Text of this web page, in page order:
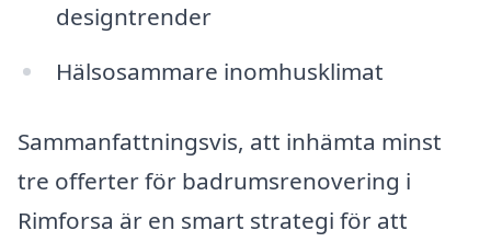
designtrender
Hälsosammare inomhusklimat
Sammanfattningsvis, att inhämta minst
tre offerter för badrumsrenovering i
Rimforsa är en smart strategi för att